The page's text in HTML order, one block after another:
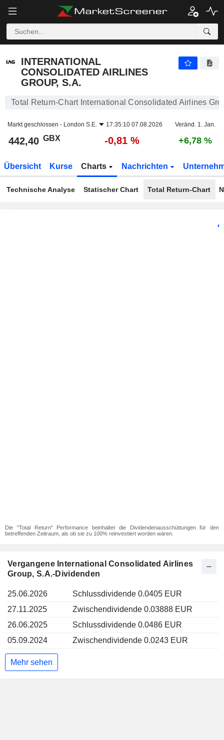
INTERNATIONAL
CONSOLIDATED AIRLINES
GROUP, S.A.
Total Return-Chart International Consolidated Airlines
Markt geschlossen - London S.E. 17:35:10 07.08.2026 Veränd. 1. Jan.
442,40 GBX -0,81 % +6,78 %
Übersicht Kurse Charts Nachrichten
Technische Analyse Statischer Chart Total Return-Chart
Die "Total Return" Performance beinhaltet die Dividendenausschüttungen für den
betreffenden Zeitraum, als ob sie zu 100% reinvestiert worden wären.
Vergangene International Consolidated Airlines
Group, S.A.-Dividenden
25.06.2026
Schlussdividende 0.0405 EUR
27.11.2025
Zwischendividende 0.03888 EUR
26.06.2025
Schlussdividende 0.0486 EUR
05.09.2024
Zwischendividende 0.0243 EUR
Mehr sehen